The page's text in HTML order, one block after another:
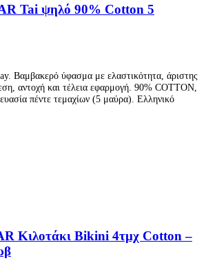
Tai ψηλό 90% Cotton 5
Βαμβακερό ύφασμα με ελαστικότητα, άριστης
αντοχή και τέλεια εφαρμογή. 90% COTTON,
πέντε τεμαχίων (5 μαύρα). Ελληνικό
Κιλοτάκι Bikini 4τμχ Cotton –